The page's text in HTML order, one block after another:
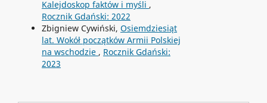
Kalejdoskop faktów i myśli ,
Rocznik Gdański: 2022
Zbigniew Cywiński, Osiemdziesiąt
lat. Wokół początków Armii Polskiej
na wschodzie , Rocznik Gdański:
2023